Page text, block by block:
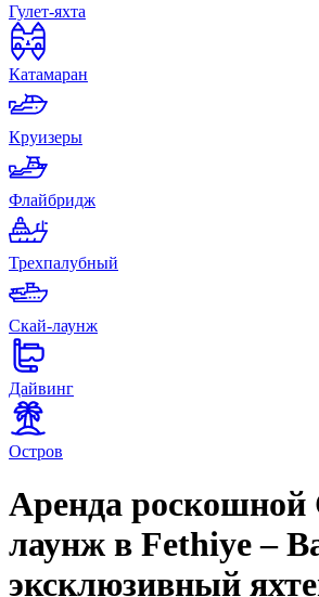
Гулет-яхта
Катамаран
Круизеры
Флайбридж
Трехпалубный
Скай-лаунж
Дайвинг
Остров
Аренда роскошной
лаунж в Fethiye –
эксклюзивный